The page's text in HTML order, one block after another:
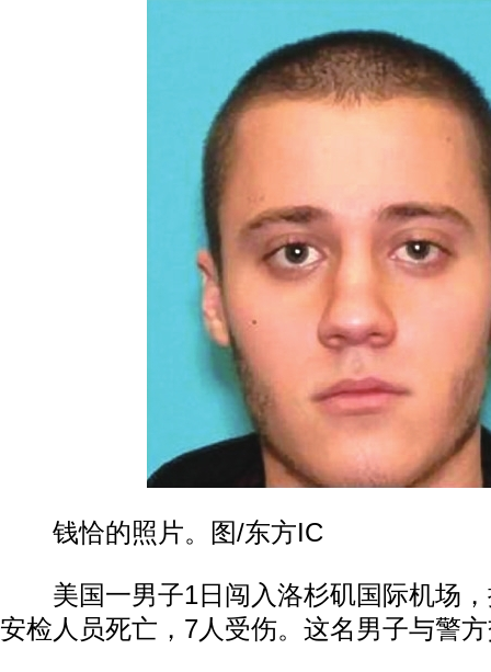
钱恰的照片。图/东方IC
美国一男子1日闯入洛杉矶国际机场，
安检人员死亡，7人受伤。这名男子与警